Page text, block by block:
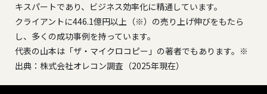
キスパートであり、ビジネス効率化に精通しています。
クライアントに446.1億円以上（※）の売り上げ伸びをもたら
し、多くの成功事例を持っています。
代表の山本は「ザ・マイクロコピー」の著者でもあります。※
出典：株式会社オレコン調査（2025年現在）